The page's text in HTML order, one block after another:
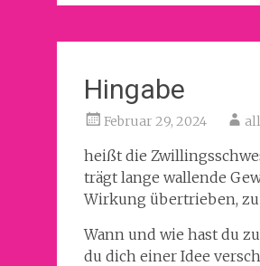
Hingabe
Februar 29, 2024
heißt die
trägt lange wallende
Wirkung übertrieben,
Wann und wie hast du
du dich einer Idee